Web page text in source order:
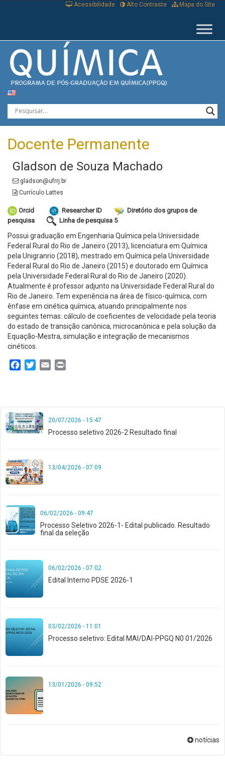
Mapa do Site
Alto Contraste
Acessibilidade
Docente Permanente
Gladson de Souza Machado
gladson@ufrrj.br
Currículo Lattes
Orcid Researcher ID
Diretório dos grupos de
pesquisa
Linha de pesquisa 5
Possui graduação em Engenharia Química pela Universidade
Federal Rural do Rio de Janeiro (2013), licenciatura em Química
pela Unigranrio (2018), mestrado em Química pela Universidade
Federal Rural do Rio de Janeiro (2015) e doutorado em Química
pela Universidade Federal Rural do Rio de Janeiro (2020).
Atualmente é professor adjunto na Universidade Federal Rural do
Rio de Janeiro. Tem experiência na área de físico-química, com
ênfase em cinética química, atuando principalmente nos
seguintes temas: cálculo de coeficientes de velocidade pela teoria
do estado de transição canônica, microcanônica e pela solução da
Equação-Mestra, simulação e integração de mecanismos
cinéticos.
FacebookTwitterEmail
20/07/2026 - 15:47
Processo seletivo 2026-2 Resultado final
13/04/2026 - 07:09
06/02/2026 - 09:47
Processo Seletivo 2026-1- Edital publicado. Resultado
final da seleção
06/02/2026 - 07:02
Edital Interno PDSE 2026-1
03/02/2026 - 11:01
Processo seletivo: Edital MAI/DAI-PPGQ N0 01/2026
13/01/2026 - 09:52
notícias